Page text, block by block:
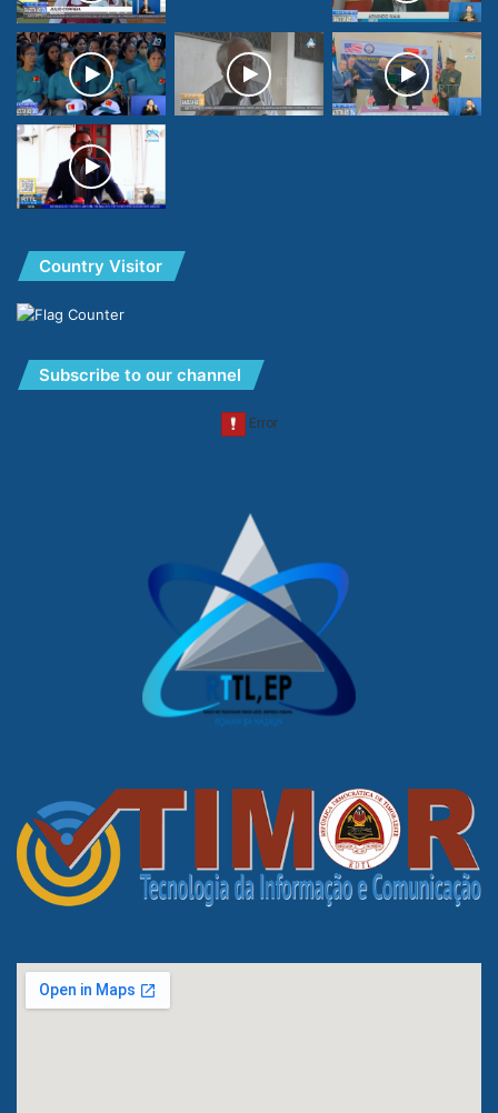
Country Visitor
Subscribe to our channel